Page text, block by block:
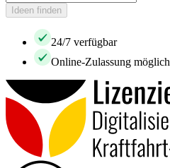
Ideen finden
24/7 verfügbar
Online-Zulassung möglich